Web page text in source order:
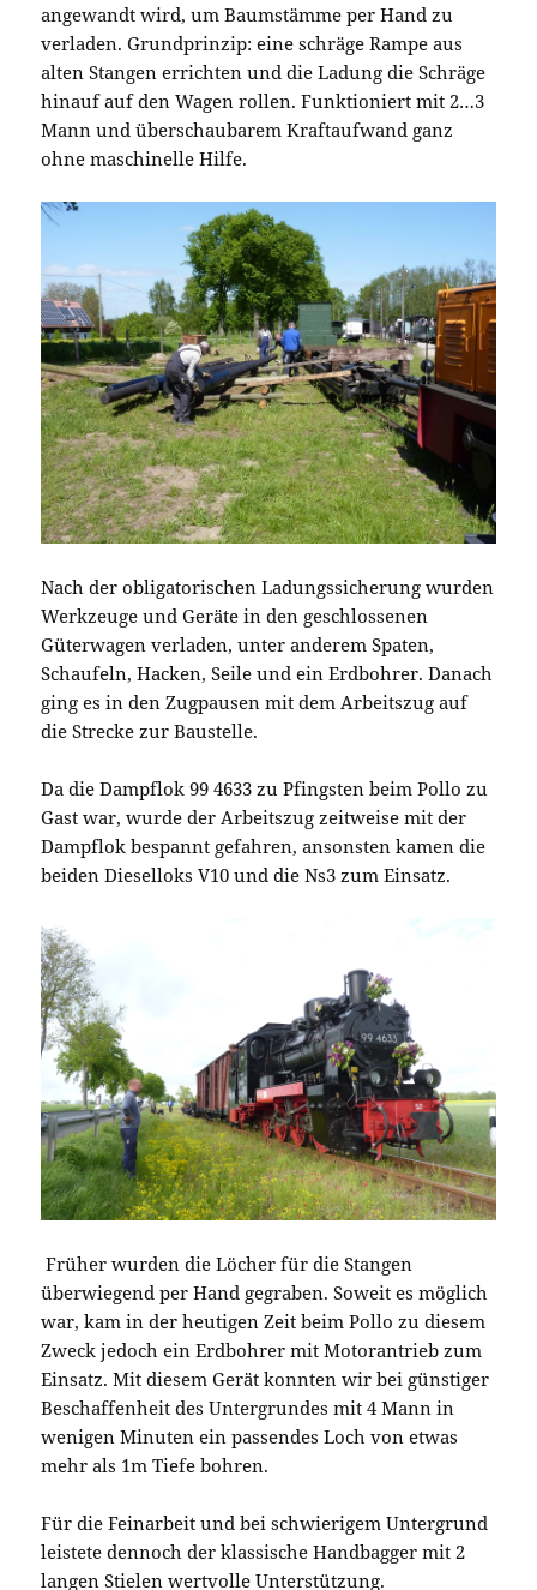
angewandt wird, um Baumstämme per Hand zu
verladen. Grundprinzip: eine schräge Rampe aus
alten Stangen errichten und die Ladung die Schräge
hinauf auf den Wagen rollen. Funktioniert mit 2…3
Mann und überschaubarem Kraftaufwand ganz
ohne maschinelle Hilfe.
Nach der obligatorischen Ladungssicherung wurden
Werkzeuge und Geräte in den geschlossenen
Güterwagen verladen, unter anderem Spaten,
Schaufeln, Hacken, Seile und ein Erdbohrer. Danach
ging es in den Zugpausen mit dem Arbeitszug auf
die Strecke zur Baustelle.
Da die Dampflok 99 4633 zu Pfingsten beim Pollo zu
Gast war, wurde der Arbeitszug zeitweise mit der
Dampflok bespannt gefahren, ansonsten kamen die
beiden Dieselloks V10 und die Ns3 zum Einsatz.
Früher wurden die Löcher für die Stangen
überwiegend per Hand gegraben. Soweit es möglich
war, kam in der heutigen Zeit beim Pollo zu diesem
Zweck jedoch ein Erdbohrer mit Motorantrieb zum
Einsatz. Mit diesem Gerät konnten wir bei günstiger
Beschaffenheit des Untergrundes mit 4 Mann in
wenigen Minuten ein passendes Loch von etwas
mehr als 1m Tiefe bohren.
Für die Feinarbeit und bei schwierigem Untergrund
leistete dennoch der klassische Handbagger mit 2
langen Stielen wertvolle Unterstützung.